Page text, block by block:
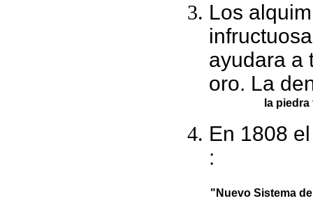
Los
ayudara a
oro. La
la
En 1808
:
"Nuevo Sistema